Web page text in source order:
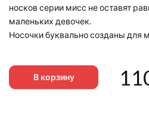
носков серии мисс не оставят
маленьких девочек.
Носочки буквально созданы для
В корзину